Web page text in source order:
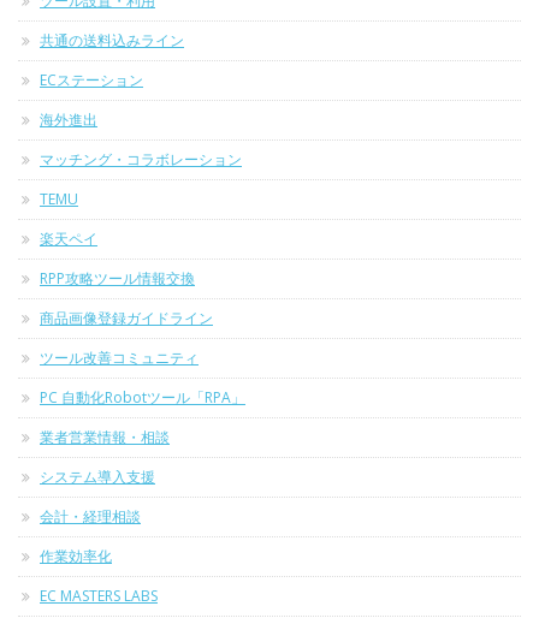
共通の送料込みライン
ECステーション
海外進出
マッチング・コラボレーション
TEMU
楽天ペイ
RPP攻略ツール情報交換
商品画像登録ガイドライン
ツール改善コミュニティ
PC 自動化Robotツール「RPA」
業者営業情報・相談
システム導入支援
会計・経理相談
作業効率化
EC MASTERS LABS